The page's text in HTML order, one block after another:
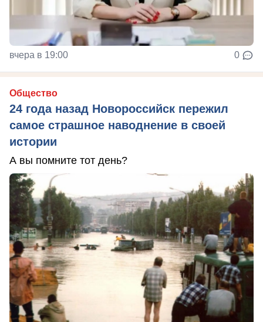
вчера в 19:00 0
Общество
24 года назад Новороссийск пережил
самое страшное наводнение в своей
истории
А вы помните тот день?